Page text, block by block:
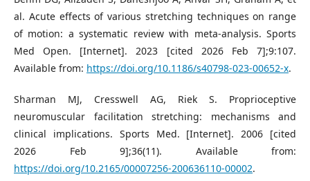
al. Acute effects of various stretching techniques on range
of motion: a systematic review with meta-analysis. Sports
Med Open. [Internet]. 2023 [cited 2026 Feb 7];9:107.
Available from: https://doi.org/10.1186/s40798-023-00652-x.
Sharman MJ, Cresswell AG, Riek S. Proprioceptive
neuromuscular facilitation stretching: mechanisms and
clinical implications. Sports Med. [Internet]. 2006 [cited
2026 Feb 9];36(11). Available from:
https://doi.org/10.2165/00007256-200636110-00002.